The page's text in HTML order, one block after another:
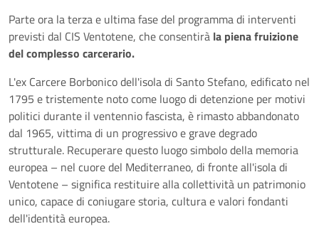
Parte ora la terza e ultima fase del programma di interventi
previsti dal CIS Ventotene, che consentirà la piena fruizione
del complesso carcerario.
L'ex Carcere Borbonico dell'isola di Santo Stefano, edificato nel
1795 e tristemente noto come luogo di detenzione per motivi
politici durante il ventennio fascista, è rimasto abbandonato
dal 1965, vittima di un progressivo e grave degrado
strutturale. Recuperare questo luogo simbolo della memoria
europea – nel cuore del Mediterraneo, di fronte all'isola di
Ventotene – significa restituire alla collettività un patrimonio
unico, capace di coniugare storia, cultura e valori fondanti
dell'identità europea.